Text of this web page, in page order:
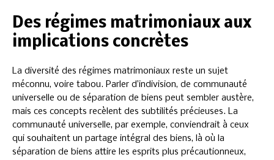
Des régimes matrimoniaux aux
implications concrètes
La diversité des régimes matrimoniaux reste un sujet
méconnu, voire tabou. Parler d’indivision, de communauté
universelle ou de séparation de biens peut sembler austère,
mais ces concepts recèlent des subtilités précieuses. La
communauté universelle, par exemple, conviendrait à ceux
qui souhaitent un partage intégral des biens, là où la
séparation de biens attire les esprits plus précautionneux,